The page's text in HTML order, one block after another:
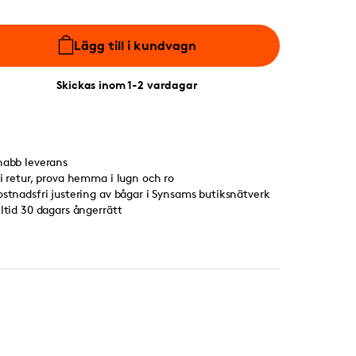
Lägg till i kundvagn
Skickas inom 1-2 vardagar
leverans
retur, prova hemma i lugn och ro
justering av bågar i Synsams butiksnätverk
30 dagars ångerrätt